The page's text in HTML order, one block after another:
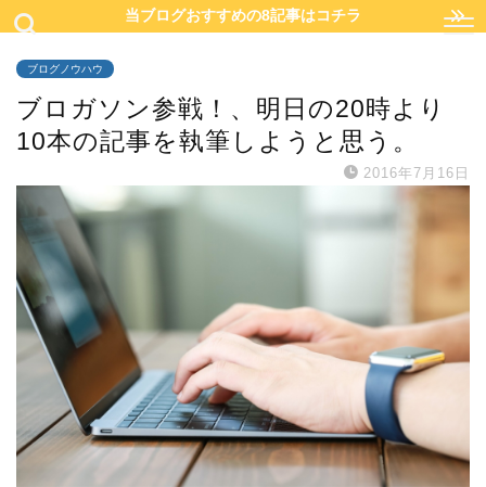
当ブログおすすめの8記事はコチラ
ブログノウハウ
ブロガソン参戦！、明日の20時より
10本の記事を執筆しようと思う。
2016年7月16日